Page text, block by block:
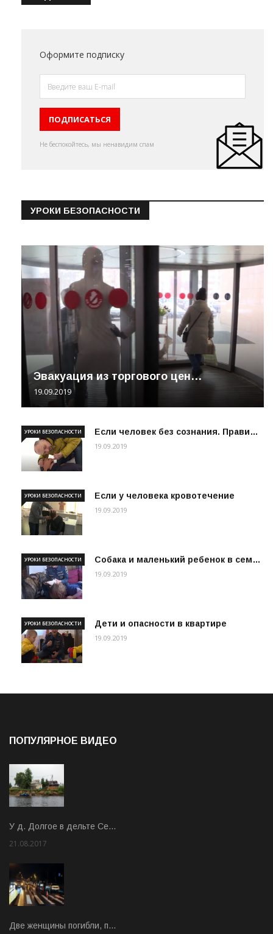
Оформите подписку
Не беспокойтесь, мы ненавидим спам
УРОКИ БЕЗОПАСНОСТИ
Эвакуация из торгового цен…
19.09.2019
Если человек без сознания. Прави…
УРОКИ БЕЗОПАСНОСТИ
19.09.2019
Если у человека кровотечение
УРОКИ БЕЗОПАСНОСТИ
19.09.2019
Собака и маленький ребенок в сем…
УРОКИ БЕЗОПАСНОСТИ
19.09.2019
Дети и опасности в квартире
УРОКИ БЕЗОПАСНОСТИ
19.09.2019
ПОПУЛЯРНОЕ ВИДЕО
У д. Долгое в дельте Се…
21.08.2017
Две женщины погибли, п…